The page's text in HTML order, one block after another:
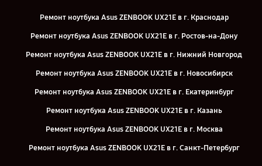
Ремонт ноутбука Asus ZENBOOK UX21E в г. Краснодар
Ремонт ноутбука Asus ZENBOOK UX21E в г. Ростов-на-Дону
Ремонт ноутбука Asus ZENBOOK UX21E в г. Нижний Новгород
Ремонт ноутбука Asus ZENBOOK UX21E в г. Новосибирск
Ремонт ноутбука Asus ZENBOOK UX21E в г. Екатеринбург
Ремонт ноутбука Asus ZENBOOK UX21E в г. Казань
Ремонт ноутбука Asus ZENBOOK UX21E в г. Москва
Ремонт ноутбука Asus ZENBOOK UX21E в г. Санкт-Петербург